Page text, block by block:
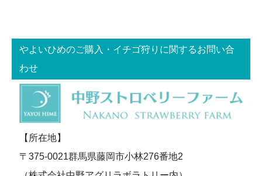
やよいひめのご購入・イチゴ狩りに関するお問い合
わせ
【所在地】
〒375-0021群馬県藤岡市小林276番地2